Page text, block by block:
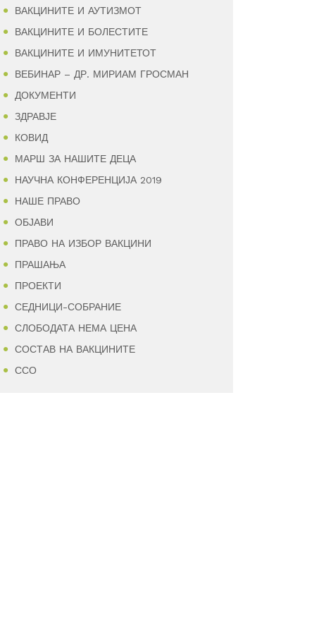
ВАКЦИНИТЕ И АУТИЗМОТ
ВАКЦИНИТЕ И БОЛЕСТИТЕ
ВАКЦИНИТЕ И ИМУНИТЕТОТ
ВЕБИНАР – ДР. МИРИАМ ГРОСМАН
ДОКУМЕНТИ
ЗДРАВЈЕ
КОВИД
МАРШ ЗА НАШИТЕ ДЕЦА
НАУЧНА КОНФЕРЕНЦИЈА 2019
НАШЕ ПРАВО
ОБЈАВИ
ПРАВО НА ИЗБОР ВАКЦИНИ
ПРАШАЊА
ПРОЕКТИ
СЕДНИЦИ-СОБРАНИЕ
СЛОБОДАТА НЕМА ЦЕНА
СОСТАВ НА ВАКЦИНИТЕ
ССО